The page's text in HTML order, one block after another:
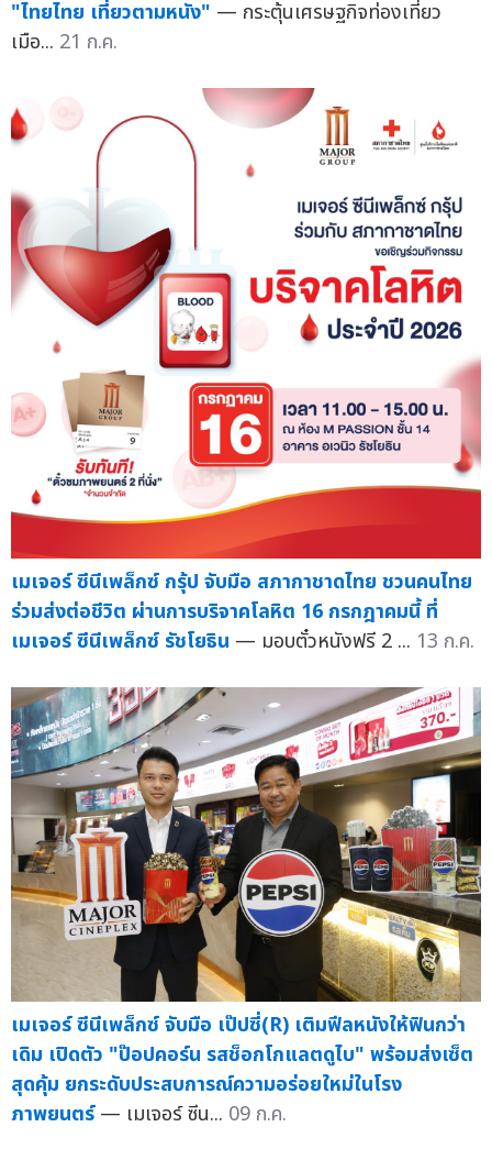
"ไทยไทย เที่ยวตามหนัง" — กระตุ้นเศรษฐกิจท่องเที่ยว
เมือ... 21 ก.ค.
เมเจอร์ ซีนีเพล็กซ์ กรุ้ป จับมือ สภากาชาดไทย ชวนคนไทย
ร่วมส่งต่อชีวิต ผ่านการบริจาคโลหิต 16 กรกฎาคมนี้ ที่
เมเจอร์ ซีนีเพล็กซ์ รัชโยธิน — มอบตั๋วหนังฟรี 2 ... 13 ก.ค.
เมเจอร์ ซีนีเพล็กซ์ จับมือ เป๊ปซี่(R) เติมฟีลหนังให้ฟินกว่า
เดิม เปิดตัว "ป๊อปคอร์น รสช็อกโกแลตดูไบ" พร้อมส่งเซ็ต
สุดคุ้ม ยกระดับประสบการณ์ความอร่อยใหม่ในโรง
ภาพยนตร์ — เมเจอร์ ซีน... 09 ก.ค.